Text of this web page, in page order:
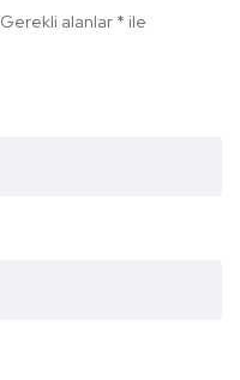
Gerekli alanlar * ile